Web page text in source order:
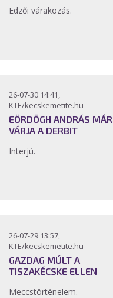
Edzői várakozás.
26-07-30 14:41,
KTE/kecskemetite.hu
EÖRDÖGH ANDRÁS MÁR
VÁRJA A DERBIT
Interjú.
26-07-29 13:57,
KTE/kecskemetite.hu
GAZDAG MÚLT A
TISZAKÉCSKE ELLEN
Meccstörténelem.